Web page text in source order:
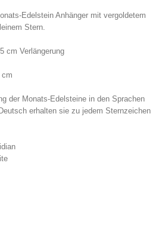
Edelstein Anhänger mit vergoldetem
Stern.
cm Verlängerung
cm
der Monats-Edelsteine in den Sprachen
erhalten sie zu jedem Sternzeichen